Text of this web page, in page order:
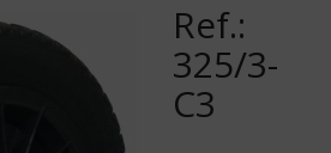
Ref.:
325/3-
C3